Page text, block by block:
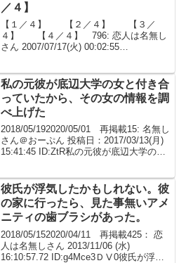
／４】
【１／４】 【２／４】 【３／
４】 【４／４】 796: 恋人は名無し
さん 2007/07/17(火) 00:02:55
りげな彼。呆然とする元カノ。...
私の元彼が底辺大学の女と付き合
っていたから、その女の情報を調
べ上げた
2018/05/192020/05/01 再掲載15: 名無し
さん＠おーぷん 投稿日：2017/03/13(月)
15:41:45 ID:ZtR私の元彼が底辺大学の女
話...
彼氏が浮気したかもしれない。彼
の家に行ったら、見た事無いアメ
ニティの歯ブラシがあった。
2018/05/152020/04/11 再掲載425： 恋
人は名無しさん 2013/11/06 (水)
16:10:57.72 ID:g4Mce3ＤⅤ0彼氏が浮気